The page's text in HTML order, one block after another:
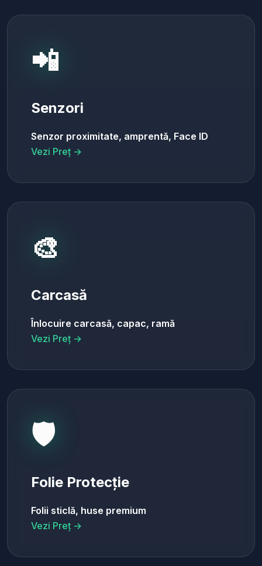
📲
Senzori
Senzor proximitate, amprentă, Face ID
Vezi Preț →
🎨
Carcasă
Înlocuire carcasă, capac, ramă
Vezi Preț →
🛡️
Folie Protecție
Folii sticlă, huse premium
Vezi Preț →